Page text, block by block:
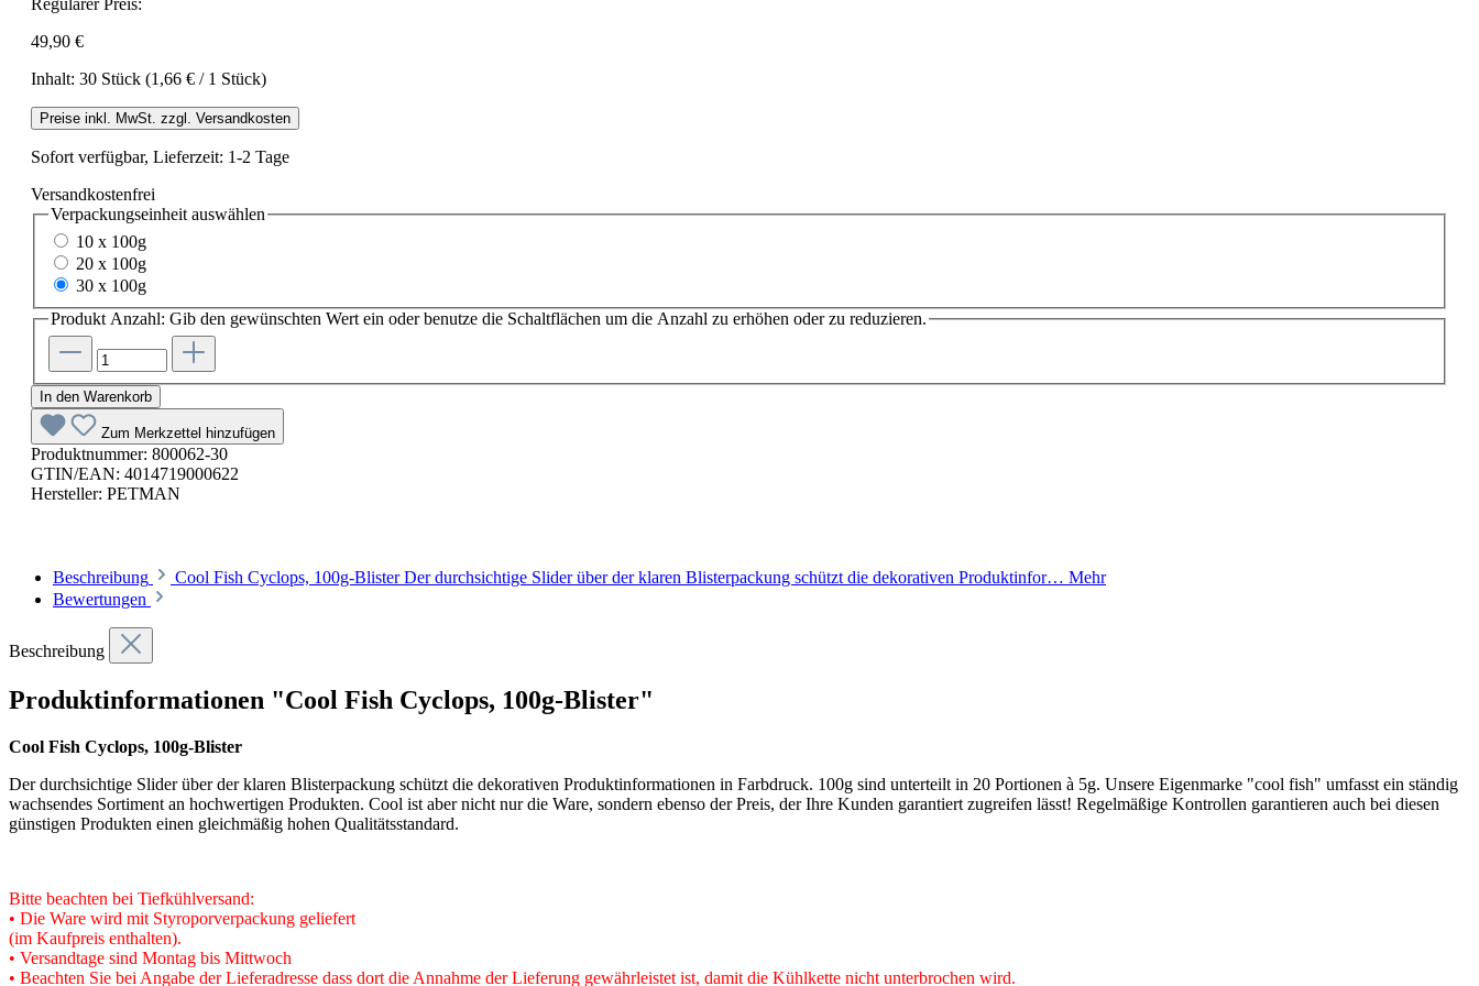
49,90 €
Inhalt: 30 Stück (1,66 € / 1 Stück)
Preise inkl. MwSt. zzgl. Versandkosten
Sofort verfügbar, Lieferzeit: 1-2 Tage
Versandkostenfrei
Verpackungseinheit auswählen
10 x 100g
20 x 100g
30 x 100g
Produkt Anzahl: Gib den gewünschten Wert ein oder benutze die Schaltflächen um die Anzahl zu erhöhen oder zu reduzieren.
In den Warenkorb
Zum Merkzettel hinzufügen
Produktnummer: 800062-30
GTIN/EAN: 4014719000622
Hersteller: PETMAN
Beschreibung Cool Fish Cyclops, 100g-Blister Der durchsichtige Slider über der klaren Blisterpackung schützt die dekorativen Produktinfor… Mehr
Bewertungen
Beschreibung
Produktinformationen "Cool Fish Cyclops, 100g-Blister"
Cool Fish Cyclops, 100g-Blister
Der durchsichtige Slider über der klaren Blisterpackung schützt die dekorativen Produktinformationen in Farbdruck. 100g sind unterteilt in 20 Portionen à 5g. Unsere Eigenmarke "cool fish" umfasst ein ständig
wachsendes Sortiment an hochwertigen Produkten. Cool ist aber nicht nur die Ware, sondern ebenso der Preis, der Ihre Kunden garantiert zugreifen lässt! Regelmäßige Kontrollen garantieren auch bei diesen
günstigen Produkten einen gleichmäßig hohen Qualitätsstandard.
Bitte beachten bei Tiefkühlversand:
• Die Ware wird mit Styroporverpackung geliefert
(im Kaufpreis enthalten).
• Versandtage sind Montag bis Mittwoch
• Beachten Sie bei Angabe der Lieferadresse dass dort die Annahme der Lieferung gewährleistet ist, damit die Kühlkette nicht unterbrochen wird.